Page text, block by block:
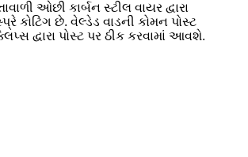
ઓછી કાર્બન સ્ટીલ વાયર દ્વારા
કોટિંગ છે. વેલ્ડેડ વાડની કોમન પોસ્ટ
દ્વારા પોસ્ટ પર ઠીક કરવામાં આવશે.